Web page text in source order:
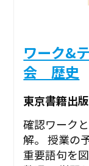
ワーク&
会 歴史
東京書籍出
確認ワーク
解。 授業の
重要語句を